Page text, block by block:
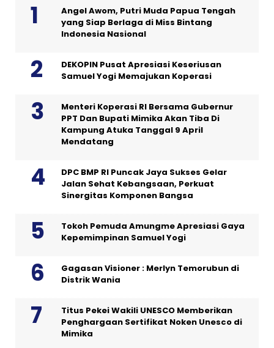
Angel Awom, Putri Muda Papua Tengah
yang Siap Berlaga di Miss Bintang
Indonesia Nasional
DEKOPIN Pusat Apresiasi Keseriusan
Samuel Yogi Memajukan Koperasi
Menteri Koperasi RI Bersama Gubernur
PPT Dan Bupati Mimika Akan Tiba Di
Kampung Atuka Tanggal 9 April
Mendatang
DPC BMP RI Puncak Jaya Sukses Gelar
Jalan Sehat Kebangsaan, Perkuat
Sinergitas Komponen Bangsa
Tokoh Pemuda Amungme Apresiasi Gaya
Kepemimpinan Samuel Yogi
Gagasan Visioner : Merlyn Temorubun di
Distrik Wania
Titus Pekei Wakili UNESCO Memberikan
Penghargaan Sertifikat Noken Unesco di
Mimika